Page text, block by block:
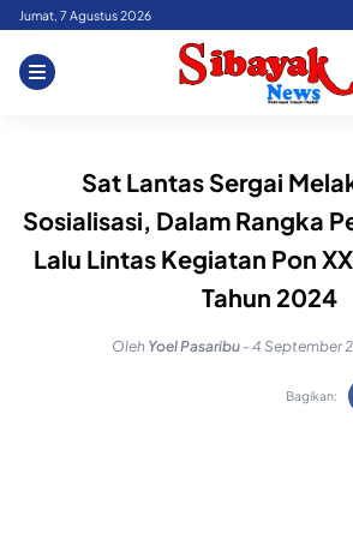
Skip
content
Jumat, 7 Agustus 2026
Sat Lantas Sergai
Sosialisasi, Dalam Rangka
Lalu Lintas Kegiatan Pon
Tahun 2024
Oleh Yoel Pasaribu - 4 September
Bagikan: